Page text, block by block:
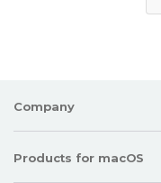
Company
Products for macOS